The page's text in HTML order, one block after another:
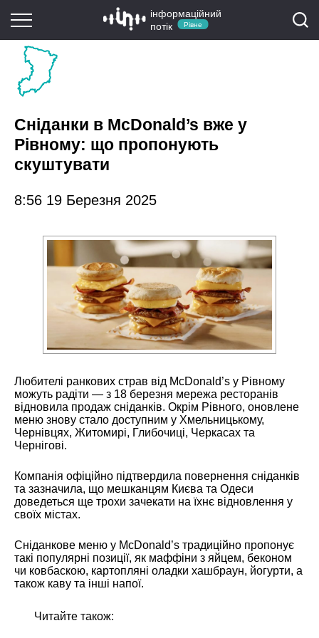
інформаційний
потік
Рівне
Сніданки в McDonald’s вже у
Рівному: що пропонують
скуштувати
8:56 19 Березня 2025
Любителі ранкових страв від McDonald’s у Рівному
можуть радіти — з 18 березня мережа ресторанів
відновила продаж сніданків. Окрім Рівного, оновлене
меню знову стало доступним у Хмельницькому,
Чернівцях, Житомирі, Глибочиці, Черкасах та
Чернігові.
Компанія офіційно підтвердила повернення сніданків
та зазначила, що мешканцям Києва та Одеси
доведеться ще трохи зачекати на їхнє відновлення у
своїх містах.
Сніданкове меню у McDonald’s традиційно пропонує
такі популярні позиції, як маффіни з яйцем, беконом
чи ковбаскою, картопляні оладки хашбраун, йогурти, а
також каву та інші напої.
Читайте також: